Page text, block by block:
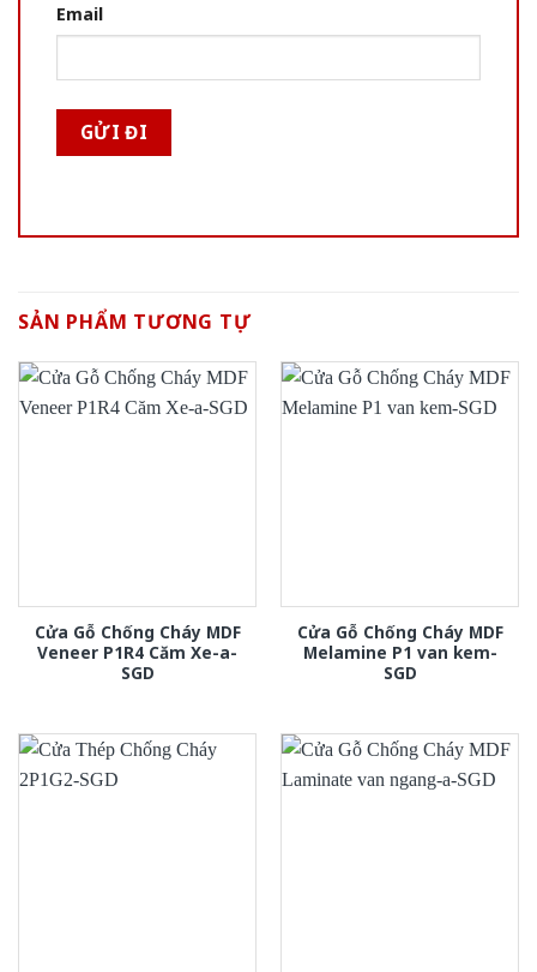
Email
SẢN PHẨM TƯƠNG TỰ
Cửa Gỗ Chống Cháy MDF
Veneer P1R4 Căm Xe-a-
SGD
Cửa Gỗ Chống Cháy MDF
Melamine P1 van kem-
SGD